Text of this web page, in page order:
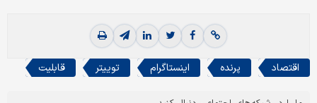
اقتصاد پرنده اینستاگرام توییتر قابلیت